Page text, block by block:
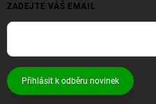
ZADEJTE VÁŠ EMAIL
Přihlásit k odběru novinek